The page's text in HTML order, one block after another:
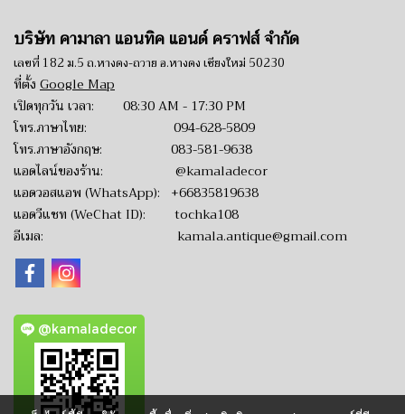
บริษัท คามาลา แอนทิค แอนด์ คราฟส์ จำกัด
เลขที่ 182 ม.5 ถ.หางดง-ถวาย อ.หางดง เชียงใหม่ 50230
ที่ตั้ง Google Map
เปิดทุกวัน เวลา: 08:30 AM - 17:30 PM
โทร.ภาษาไทย: 094-628-5809
โทร.ภาษาอังกฤษ: 083-581-9638
แอดไลน์ของร้าน: @kamaladecor
แอดวอสแอพ (WhatsApp): +66835819638
แอดวีแชท (WeChat ID): tochka108
อีเมล: kamala.antique@gmail.com
@kamaladecor